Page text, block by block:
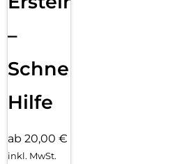
–
Schnelle
Hilfe
ab 20,00 €
inkl. MwSt.